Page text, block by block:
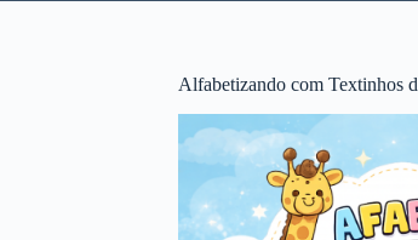
Alfabetizando com Textinhos